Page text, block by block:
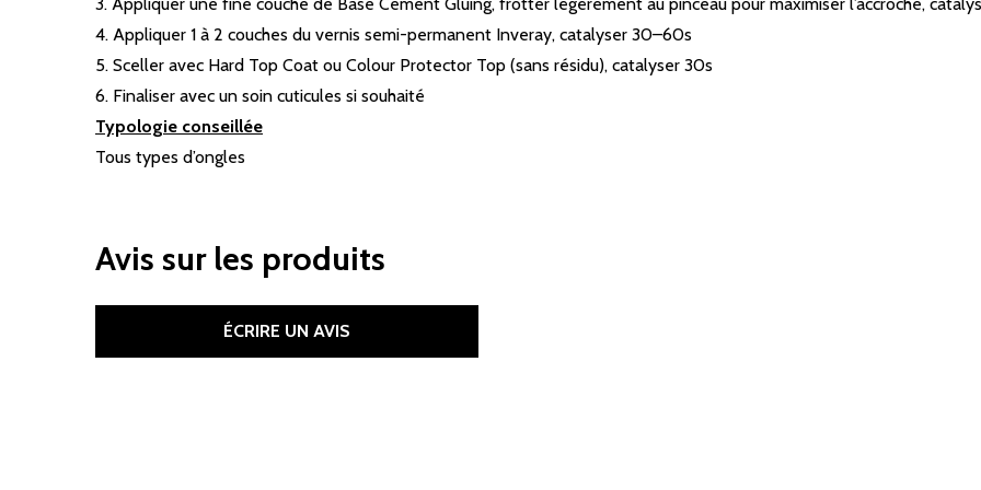
4. Appliquer 1 à 2 couches du vernis semi-permanent Inveray, catalyser 30–60s
5. Sceller avec Hard Top Coat ou Colour Protector Top (sans résidu), catalyser 30s
6. Finaliser avec un soin cuticules si souhaité
Typologie conseillée
Tous types d’ongles
Avis sur les produits
ÉCRIRE UN AVIS